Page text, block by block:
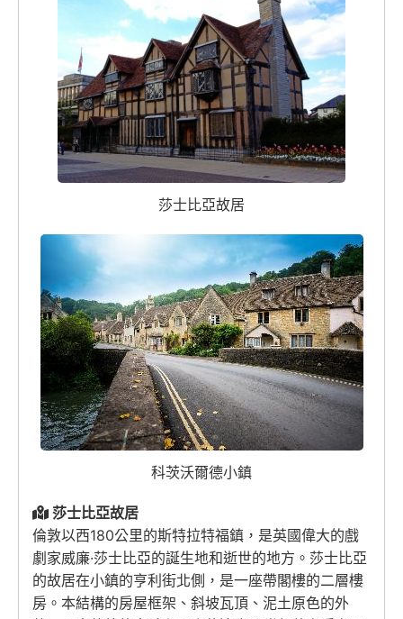
莎士比亞故居
科茨沃爾德小鎮
莎士比亞故居
倫敦以西180公里的斯特拉特福鎮，是英國偉大的戲
劇家威廉·莎士比亞的誕生地和逝世的地方。莎士比亞
的故居在小鎮的亨利街北側，是一座帶閣樓的二層樓
房。本結構的房屋框架、斜坡瓦頂、泥土原色的外